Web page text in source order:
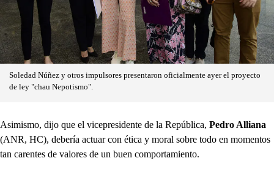
Soledad Núñez y otros impulsores presentaron oficialmente ayer el proyecto
de ley "chau Nepotismo".
Asimismo, dijo que el vicepresidente de la República, Pedro Alliana
(ANR, HC), debería actuar con ética y moral sobre todo en momentos
tan carentes de valores de un buen comportamiento.